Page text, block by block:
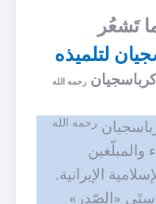
تَشعُر
لتلميذه
رحمه الله
رحمه الله
والمبلّغين
الإيرانية.
«الصّدر»